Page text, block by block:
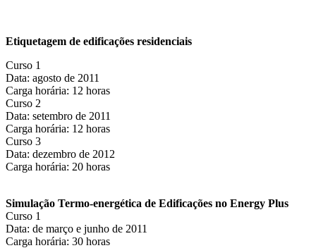
Etiquetagem de edificações residenciais
Curso 1
Data: agosto de 2011
Carga horária: 12 horas
Curso 2
Data: setembro de 2011
Carga horária: 12 horas
Curso 3
Data: dezembro de 2012
Carga horária: 20 horas
Simulação Termo-energética de Edificações no Energy Plus
Curso 1
Data: de março e junho de 2011
Carga horária: 30 horas